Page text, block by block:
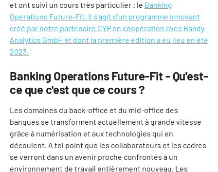
et ont suivi un cours très particulier : le Banking
Operations Future-Fit. Il s'agit d'un programme innovant
créé par notre partenaire CYP en coopération avec Bandy
Analytics GmbH et dont la première édition a eu lieu en été
2023.
Banking Operations Future-Fit - Qu'est-
ce que c'est que ce cours ?
Les domaines du back-office et du mid-office des
banques se transforment actuellement à grande vitesse
grâce à numérisation et aux technologies qui en
découlent. A tel point que les collaborateurs et les cadres
se verront dans un avenir proche confrontés à un
environnement de travail entièrement nouveau. Les